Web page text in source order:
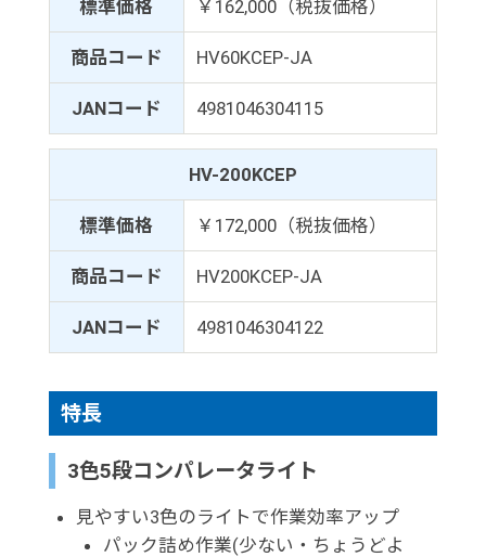
標準価格 ￥162,000（税抜価格）
商品コード HV60KCEP-JA
JANコード 4981046304115
HV-200KCEP
標準価格 ￥172,000（税抜価格）
商品コード HV200KCEP-JA
JANコード 4981046304122
特長
3色5段コンパレータライト
見やすい3色のライトで作業効率アップ
パック詰め作業(少ない・ちょうどよ